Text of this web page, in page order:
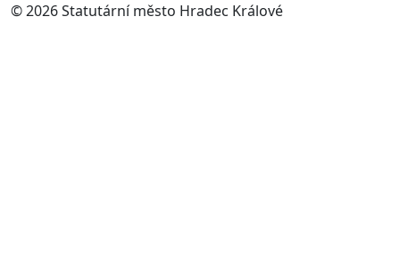
© 2026 Statutární město Hradec Králové